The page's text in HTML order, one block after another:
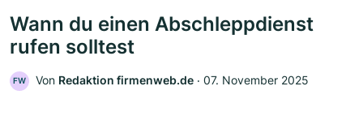
Wann du einen Abschleppdienst
rufen solltest
FW Von Redaktion firmenweb.de ‧ 07. November 2025